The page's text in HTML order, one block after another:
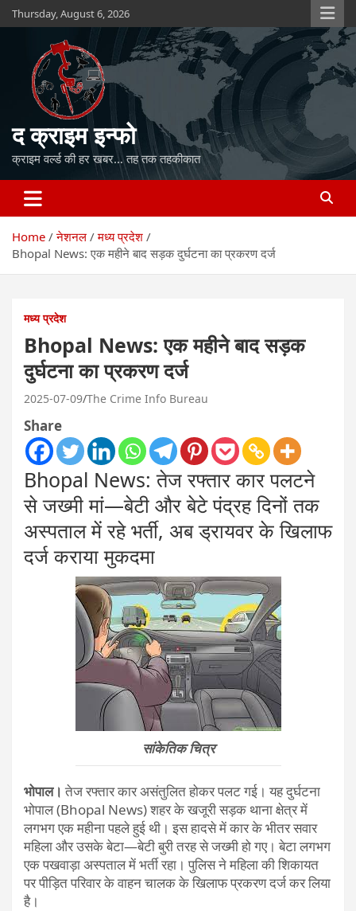
Skip
to
Thursday, August 6, 2026
द क्राइम इन्फो
क्राइम वर्ल्ड की हर खबर… तह तक तहकीकात
Home नेशनल
मध्य प्रदेश
Bhopal News: एक महीने बाद सड़क दुर्घटना का प्रकरण दर्ज
मध्य प्रदेश
Bhopal News: एक महीने बाद सड़क
दुर्घटना का प्रकरण दर्ज
2025-07-09 The Crime Info Bureau
Share
Bhopal News: तेज रफ्तार कार पलटने
से जख्मी मां—बेटी और बेटे पंद्रह दिनों तक
अस्पताल में रहे भर्ती, अब ड्रायवर के खिलाफ
दर्ज कराया मुकदमा
सांकेतिक चित्र
भोपाल। तेज रफ्तार कार असंतुलित होकर पलट गई। यह दुर्घटना
भोपाल (Bhopal News) शहर के खजूरी सड़क थाना क्षेत्र में
लगभग एक महीना पहले हुई थी। इस हादसे में कार के भीतर सवार
महिला और उसके बेटा—बेटी बुरी तरह से जख्मी हो गए। बेटा लगभग
एक पखवाड़ा अस्पताल में भर्ती रहा। पुलिस ने महिला की शिकायत
पर पीड़ित परिवार के वाहन चालक के खिलाफ प्रकरण दर्ज कर लिया
है।